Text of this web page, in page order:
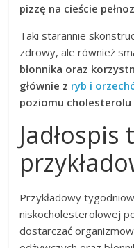
pizzę na cieście
Taki starannie
zdrowy, ale również
błonnika oraz
głównie z ryb i
poziomu cholesterolu
Przykładowy
niskocholesterolowej
dostarczać